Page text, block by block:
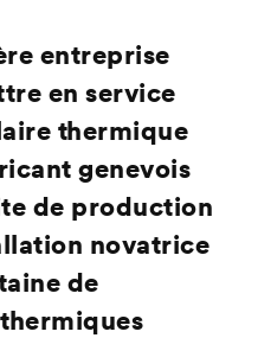
entreprise
en service
thermique
genevois
de production
novatrice
de